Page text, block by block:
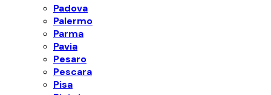
Padova
Palermo
Parma
Pavia
Pesaro
Pescara
Pisa